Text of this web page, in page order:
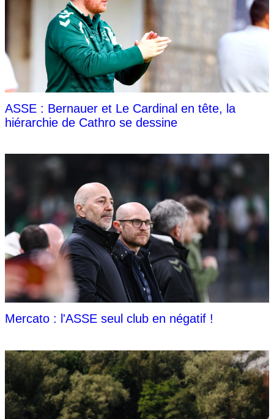
ASSE : Bernauer et Le Cardinal en tête, la
hiérarchie de Cathro se dessine
Mercato : l'ASSE seul club en négatif !